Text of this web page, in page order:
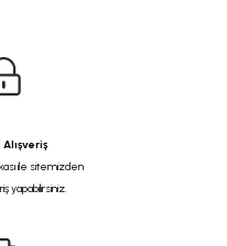
ile sitemizden
yapabilirsiniz.